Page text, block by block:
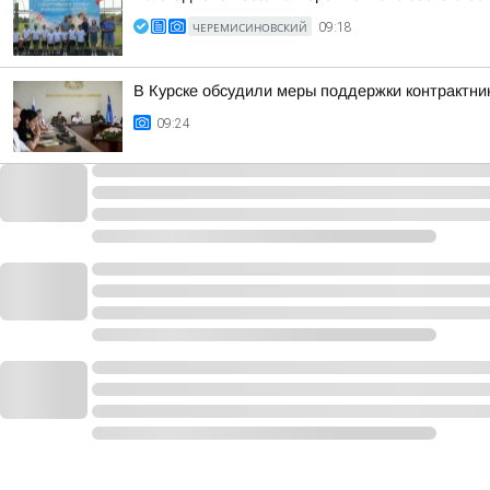
ЧЕРЕМИСИНОВСКИЙ 09:18
В Курске обсудили меры поддержки
09:24